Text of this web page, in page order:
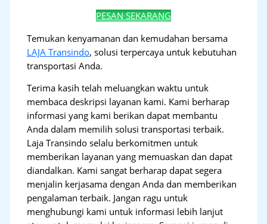
PESAN SEKARANG
Temukan kenyamanan dan kemudahan bersama
LAJA Transindo, solusi terpercaya untuk kebutuhan
transportasi Anda.
Terima kasih telah meluangkan waktu untuk
membaca deskripsi layanan kami. Kami berharap
informasi yang kami berikan dapat membantu
Anda dalam memilih solusi transportasi terbaik.
Laja Transindo selalu berkomitmen untuk
memberikan layanan yang memuaskan dan dapat
diandalkan. Kami sangat berharap dapat segera
menjalin kerjasama dengan Anda dan memberikan
pengalaman terbaik. Jangan ragu untuk
menghubungi kami untuk informasi lebih lanjut